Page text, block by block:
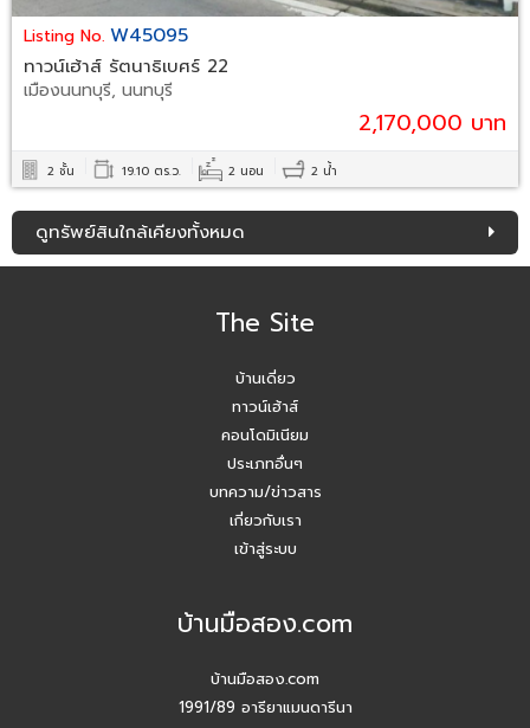
Listing No. W45095
ทาวน์เฮ้าส์ รัตนาธิเบศร์ 22
เมืองนนทบุรี, นนทบุรี
2,170,000 บาท
2 ชั้น 19.10 ตร.ว. 2 นอน 2 น้ำ
ดูทรัพย์สินใกล้เคียงทั้งหมด
The Site
บ้านเดี่ยว
ทาวน์เฮ้าส์
คอนโดมิเนียม
ประเภทอื่นๆ
บทความ/ข่าวสาร
เกี่ยวกับเรา
เข้าสู่ระบบ
บ้านมือสอง.com
บ้านมือสอง.com
1991/89 อารียาแมนดารีนา